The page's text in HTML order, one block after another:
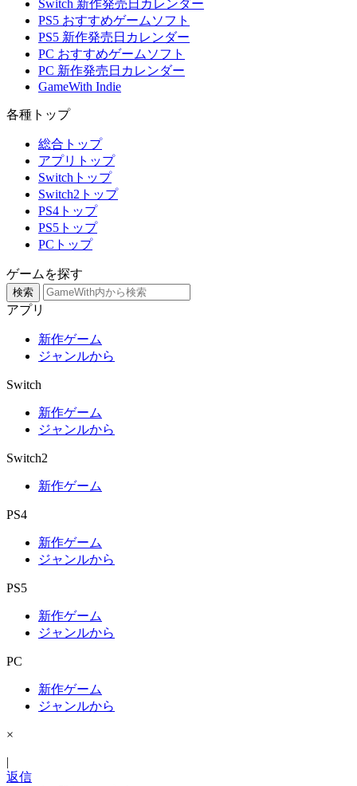
Switch 新作発売日カレンダー
PS5 おすすめゲームソフト
PS5 新作発売日カレンダー
PC おすすめゲームソフト
PC 新作発売日カレンダー
GameWith Indie
各種トップ
総合トップ
アプリトップ
Switchトップ
Switch2トップ
PS4トップ
PS5トップ
PCトップ
ゲームを探す
検索
アプリ
新作ゲーム
ジャンルから
Switch
新作ゲーム
ジャンルから
Switch2
新作ゲーム
PS4
新作ゲーム
ジャンルから
PS5
新作ゲーム
ジャンルから
PC
新作ゲーム
ジャンルから
×
|
返信